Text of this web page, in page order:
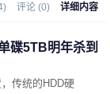
评论 (0) 详细内容
碟5TB明年杀到
传统的HDD硬